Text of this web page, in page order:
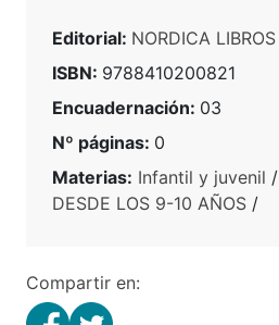
Editorial: NORDICA LIBROS
ISBN: 9788410200821
Encuadernación: 03
Nº páginas: 0
Materias: Infantil y juvenil /
DESDE LOS 9-10 AÑOS /
Compartir en: